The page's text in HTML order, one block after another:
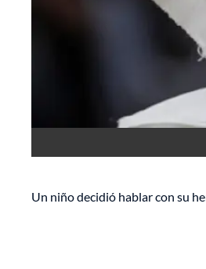
Un niño decidió hablar con su